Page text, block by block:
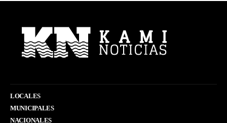
LOCALES
MUNICIPALES
NACIONALES